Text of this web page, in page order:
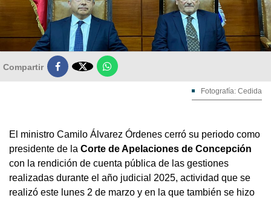
Compartir 
Fotografía: Cedida
El ministro Camilo Álvarez Órdenes cerró su periodo como
presidente de la Corte de Apelaciones de Concepción
con la rendición de cuenta pública de las gestiones
realizadas durante el año judicial 2025, actividad que se
realizó este lunes 2 de marzo y en la que también se hizo